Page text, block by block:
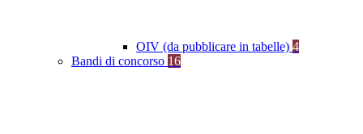
OIV (da pubblicare in tabelle) 4
Bandi di concorso 16